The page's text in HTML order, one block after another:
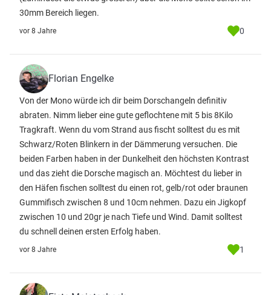
30mm Bereich liegen.
vor 8 Jahre 0
Florian Engelke
Von der Mono würde ich dir beim Dorschangeln definitiv
abraten. Nimm lieber eine gute geflochtene mit 5 bis 8Kilo
Tragkraft. Wenn du vom Strand aus fischt solltest du es mit
Schwarz/Roten Blinkern in der Dämmerung versuchen. Die
beiden Farben haben in der Dunkelheit den höchsten Kontrast
und das zieht die Dorsche magisch an. Möchtest du lieber in
den Häfen fischen solltest du einen rot, gelb/rot oder braunen
Gummifisch zwischen 8 und 10cm nehmen. Dazu ein Jigkopf
zwischen 10 und 20gr je nach Tiefe und Wind. Damit solltest
du schnell deinen ersten Erfolg haben.
vor 8 Jahre 1